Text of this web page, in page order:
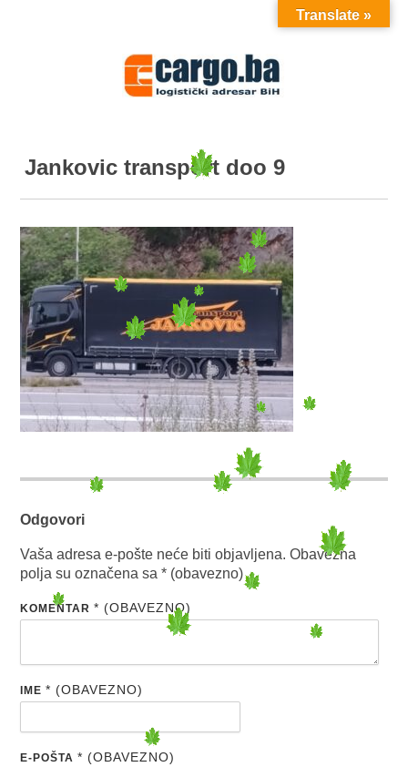
MENU
Jankovic transport doo 9
Odgovori
Vaša adresa e-pošte neće biti objavljena. Obavezna
polja su označena sa* (obavezno)
KOMENTAR* (OBAVEZNO)
IME* (OBAVEZNO)
E-POŠTA* (OBAVEZNO)
Translate »